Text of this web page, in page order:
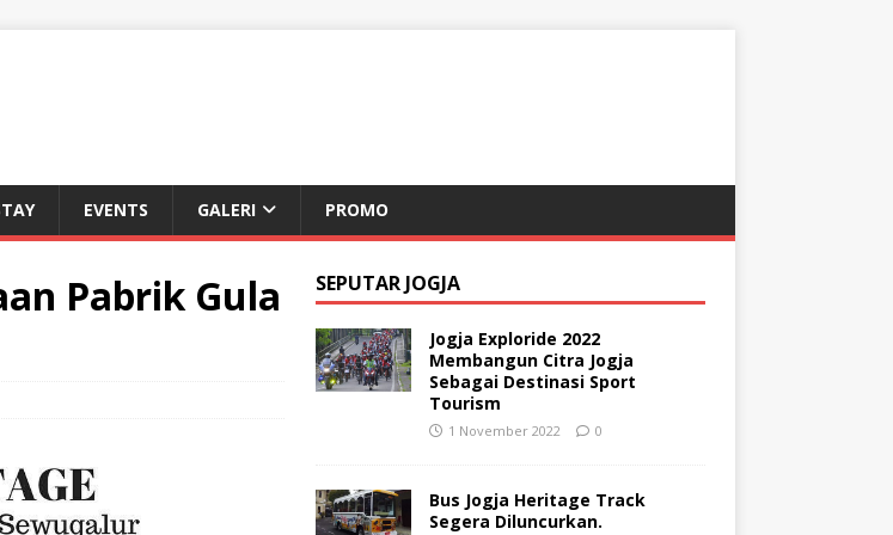
EVENTS GALERI PROMO
Pabrik Gula
SEPUTAR JOGJA
Jogja Exploride 2022
Membangun Citra Jogja
Sebagai Destinasi Sport
Tourism
1 November 2022 0
Bus Jogja Heritage Track
Segera Diluncurkan.